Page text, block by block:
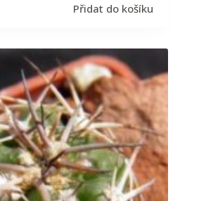
Přidat do košíku